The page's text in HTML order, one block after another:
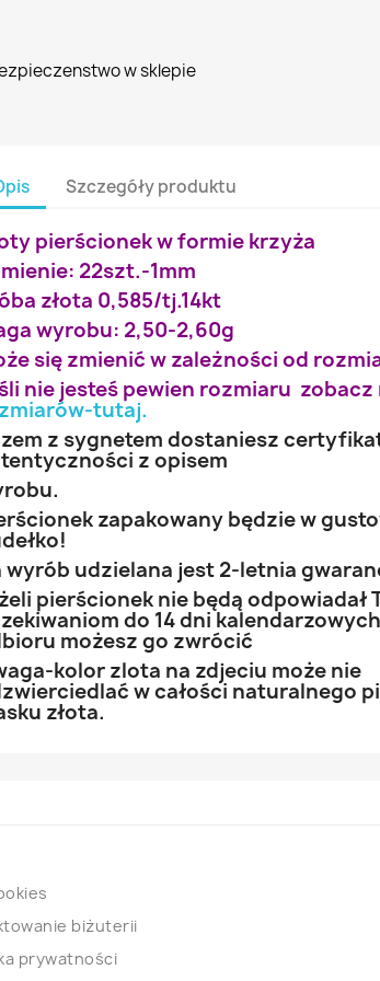
w sklepie
Szczegóły produktu
pierścionek w formie krzyża
22szt.-1mm
złota 0,585/tj.14kt
wyrobu: 2,50-2,60g
się zmienić w zależności od
nie jesteś pewien rozmiaru zobacz
tutaj.
z sygnetem dostaniesz
z opisem
zapakowany będzie w
wyrób udzielana jest 2-letnia
pierścionek nie będą odpowiadał
do 14 dni
możesz go zwrócić
kolor zlota na zdjeciu może nie
w całości naturalnego
złota.
biżuterii
prywatności